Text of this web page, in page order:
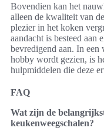
Bovendien kan het
alleen de kwaliteit van
plezier in het koken
aandacht is besteed aan
bevredigend aan. In een
hobby wordt gezien, is
hulpmiddelen die deze
FAQ
Wat zijn de
keukenweegschalen?